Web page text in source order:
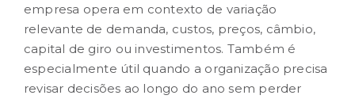
empresa opera em contexto de variação
relevante de demanda, custos, preços, câmbio,
capital de giro ou investimentos. Também é
especialmente útil quando a organização precisa
revisar decisões ao longo do ano sem perder